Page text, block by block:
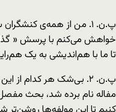
پ.ن. ۱. من از همه‌ی
خواهش می‌کنم با پرسش « گذار
تا ما با هم‌اندیشی به یک
پ.ن. ۲. بی‌شک هر کدام از
مفاله نام برده شد، بحث